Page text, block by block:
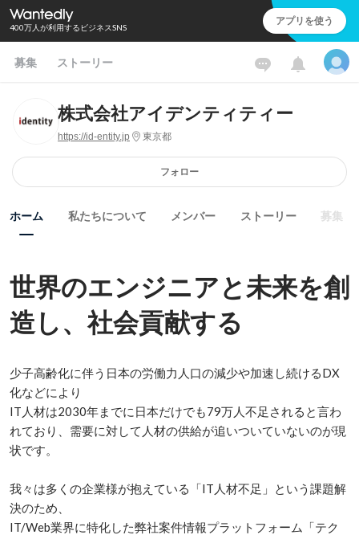
400万人が利用するビジネスSNS アプリを使う
募集 ストーリー
株式会社アイデンティティー
https://id-entity.jp 東京都
フォロー
ホーム 私たちについて メンバー ストーリー 募集
世界のエンジニアと未来を創
造し、社会貢献する
少子高齢化に伴う日本の労働力人口の減少や加速し続けるDX
化などにより
IT人材は2030年までに日本だけでも79万人不足されると言わ
れており、需要に対して人材の供給が追いついていないのが現
状です。
我々は多くの企業様が抱えている「IT人材不足」という課題解
決のため、
IT/Web業界に特化した弊社案件情報プラットフォーム「テク